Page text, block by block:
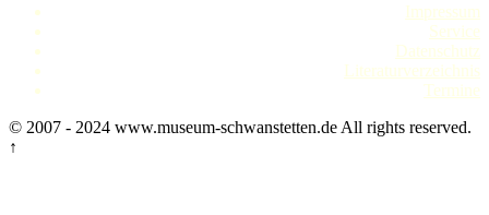
Impressum
Service
Datenschutz
Literaturverzeichnis
Termine
© 2007 - 2024 www.museum-schwanstetten.de All rights reserved.
↑